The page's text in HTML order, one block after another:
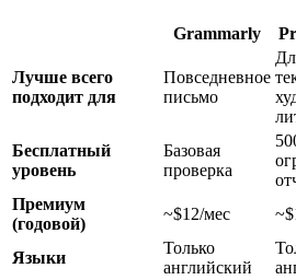
Grammarly
Лучше всего
подходит для
Повседневное
письмо
Бесплатный
уровень
Базовая
проверка
Премиум
(годовой)
~$12/мес
Языки
Только
английский